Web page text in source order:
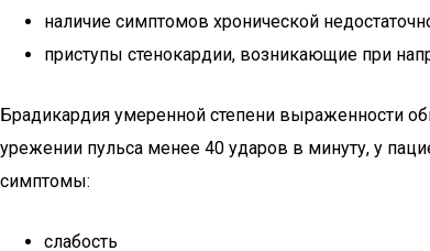
наличие симптомов хронической
приступы стенокардии, возникающие при
Брадикардия умеренной степени выраженности
урежении пульса менее 40 ударов в минуту, у
симптомы:
слабость